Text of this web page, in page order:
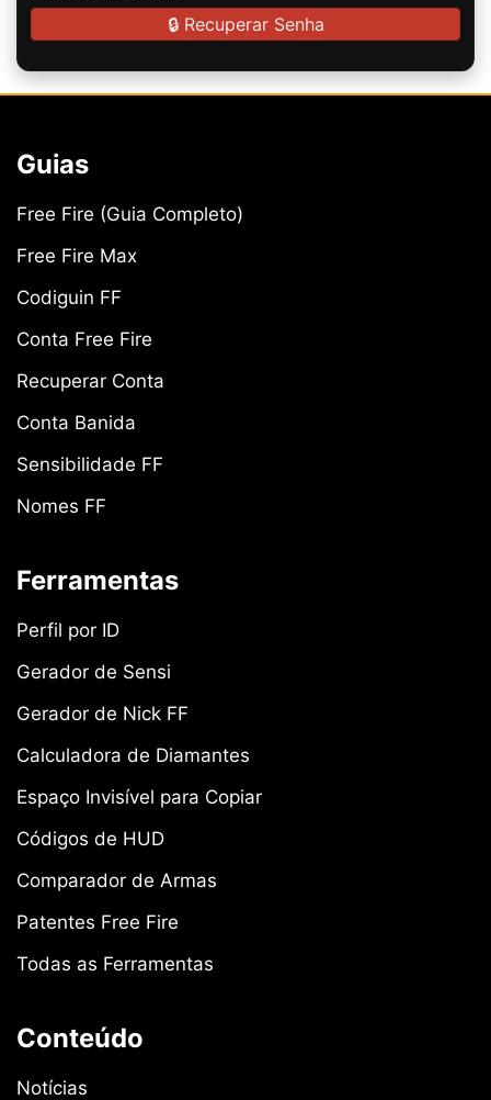
🔒 Recuperar Senha
Guias
Free Fire (Guia Completo)
Free Fire Max
Codiguin FF
Conta Free Fire
Recuperar Conta
Conta Banida
Sensibilidade FF
Nomes FF
Ferramentas
Perfil por ID
Gerador de Sensi
Gerador de Nick FF
Calculadora de Diamantes
Espaço Invisível para Copiar
Códigos de HUD
Comparador de Armas
Patentes Free Fire
Todas as Ferramentas
Conteúdo
Notícias